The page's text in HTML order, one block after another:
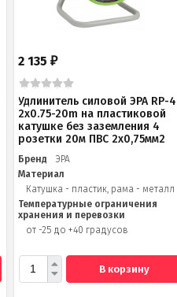
2 135₽
Удлинитель силовой ЭРА RP-
2x0.75-20m на пластиковой
катушке без заземления 4
розетки 20м ПВС 2х0,75мм2
Бренд
ЭРА
Материал
Катушка - пластик, рама - металл
Температурные ограничения
хранения и перевозки
от -25 до +40 градусов
В корзину